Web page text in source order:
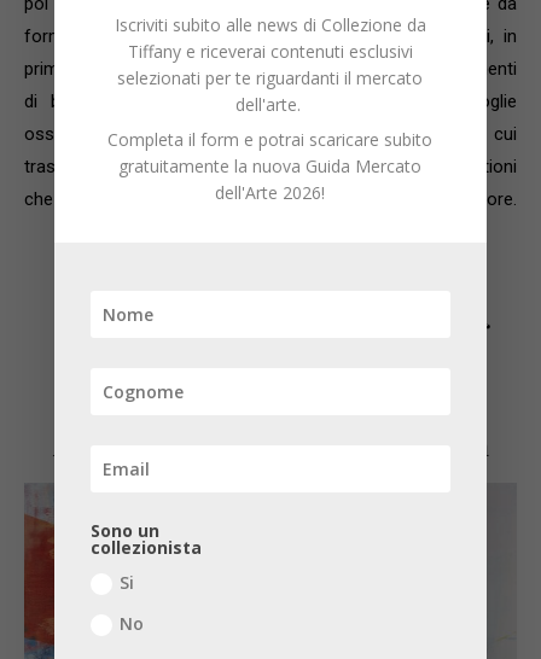
forme più complesse che l’artista estrae da varie fonti, in
primis dagli oggetti di design, da parti di automobili, frammenti
di billboard o pubblicità di magazine, che egli raccoglie
ossessivamente come relitti di un paesaggio urbano in cui
trascorre la sua quotidianità. È da tutte queste suggestioni
che nasce la seduzione per le forme e per i gradienti di colore.
Anna Marra Contemporanea – Roma
Iscriviti subito alle news di Collezione da
Tiffany e riceverai contenuti esclusivi
selezionati per te riguardanti il mercato
dell'arte.
Completa il form e potrai scaricare subito
gratuitamente la nuova Guida Mercato
dell'Arte 2026!
Sono un
collezionista
Si
No